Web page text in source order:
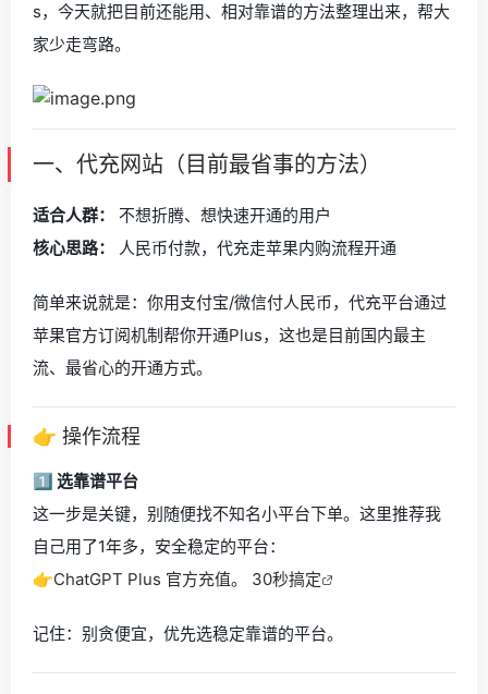
s，今天就把目前还能用、相对靠谱的方法整理出来，帮大
家少走弯路。
一、代充网站（目前最省事的方法）
适合人群：
不想折腾、想快速开通的用户
核心思路：
人民币付款，代充走苹果内购流程开通
简单来说就是：你用支付宝/微信付人民币，代充平台通过
苹果官方订阅机制帮你开通Plus，这也是目前国内最主
流、最省心的开通方式。
👉 操作流程
1️⃣ 选靠谱平台
这一步是关键，别随便找不知名小平台下单。这里推荐我
自己用了1年多，安全稳定的平台：
👉ChatGPT Plus 官方充值。 30秒搞定
记住：别贪便宜，优先选稳定靠谱的平台。